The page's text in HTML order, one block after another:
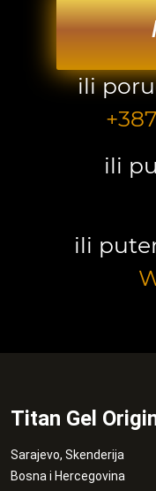
ili
ili
ili
Titan Gel
Sarajevo, Skenderija
Bosna i Hercegovina